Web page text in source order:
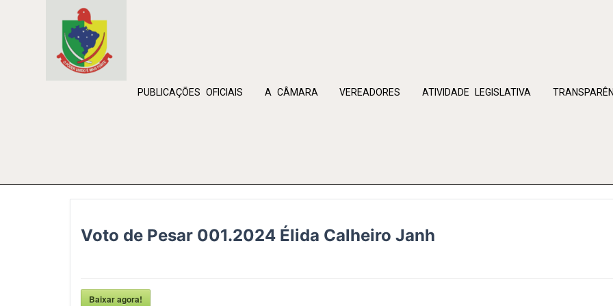
PUBLICAÇÕES OFICIAIS A CÂMARA VEREADORES ATIVIDADE LEGISLATIVA
Voto de Pesar 001.2024 Élida Calheiro Janh
Baixar agora!